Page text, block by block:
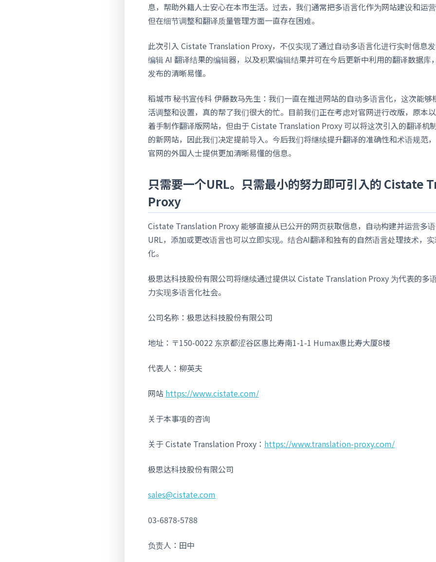
息，帮助外籍人士安心在本市生活。过去，我们通常把多语言化作为网站建设和运
但在细节调整和翻译质量管理方面一直存在困难。
此次引入 Cistate Translation Proxy，不仅实现了通过自动多语言化进行实时信息
编辑 AI 翻译结果的编辑器，以及积累编辑结果并可在今后更新中利用的翻译数据库
发布的清晰易懂。
稻城市 秘书宣传科 伊藤数马先生：我们一直在推进网站的自动多语言化，这次能够
活调整和设置，真的帮了我们很大的忙。目前我们正在考虑对官网进行改版，原本
着手制作翻译版网站，但由于 Cistate Translation Proxy 可以将这次引入的翻译机
的新网站，因此我们决定提前导入。今后我们将继续提升翻译的准确性和术语规范
官网的外国人士提供更加清晰易懂的信息。
只需要一个URL。只需最小的努力即可引入的 Cistate
Proxy
Cistate Translation Proxy 能够直接从已公开的网页获取信息，自动构建并运营多
URL，添加或更改语言也可以立即实现。结合AI翻译和独有的自然语言处理技术，
化。
极思达科技股份有限公司将继续通过提供以 Cistate Translation Proxy 为代表的多
力实现多语言化社会。
公司名称：极思达科技股份有限公司
地址：〒150-0022 东京都涩谷区惠比寿南1-1-1 Humax惠比寿大厦8楼
代表人：柳英夫
网站 https://www.cistate.com/
关于本事项的咨询
关于 Cistate Translation Proxy： https://www.translation-proxy.com/
极思达科技股份有限公司
sales@cistate.com
03-6878-5788
负责人：田中